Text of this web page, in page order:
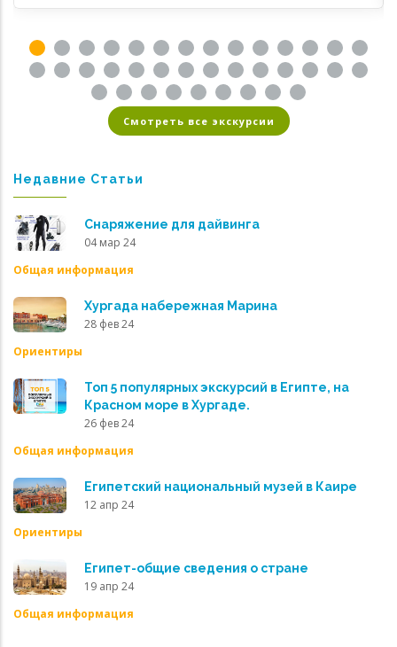
Смотреть все экскурсии
Недавние Статьи
Снаряжение для дайвинга
04 мар 24
Общая информация
Хургада набережная Марина
28 фев 24
Ориентиры
Топ 5 популярных экскурсий в Египте, на
Красном море в Хургаде.
26 фев 24
Общая информация
Египетский национальный музей в Каире
12 апр 24
Ориентиры
Египет-общие сведения о стране
19 апр 24
Общая информация